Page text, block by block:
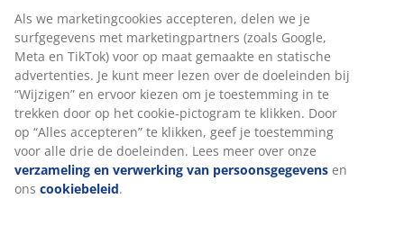
Wilt u uw badkamer een luxe en glamoureuze
uitstraling geven, dan is deLUCKSTA badkamerserie
echt iets voor u! De serie is verkrijgbaar in roze en grijs
een heeft gouden details. Maak van uw badkamer
uw eigen luxe spa!
Als we marketingcookies accepteren, delen we je
surfgegevens met marketingpartners (zoals Google,
Meta en TikTok) voor op maat gemaakte en statische
advertenties. Je kunt meer lezen over de doeleinden bij
“Wijzigen” en ervoor kiezen om je toestemming in te
trekken door op het cookie-pictogram te klikken. Door
op “Alles accepteren” te klikken, geef je toestemming
voor alle drie de doeleinden. Lees meer over onze
verzameling en verwerking van persoonsgegevens en
ons cookiebeleid.